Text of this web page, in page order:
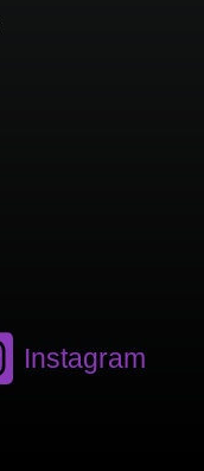
Instagram